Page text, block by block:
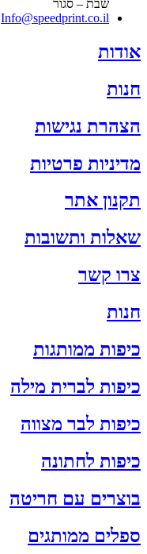
שבת – סגור
Info@speedprint.co.il
אודות
חנות
הצהרת נגישות
מדיניות פרטיות
תקנון אתר
שאלות ותשובות
צרו קשר
חנות
כיפות ממותגות
כיפות לברית מילה
כיפות לבר מצווה
כיפות לחתונה
בוצרים עם חריטה
ספלים ממותגים